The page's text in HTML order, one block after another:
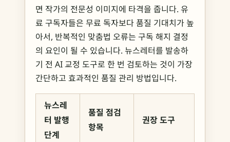
면 작가의 전문성 이미지에 타격을 줍니다. 유
료 구독자들은 무료 독자보다 품질 기대치가 높
아서, 반복적인 맞춤법 오류는 구독 해지 결정
의 요인이 될 수 있습니다. 뉴스레터를 발송하
기 전 AI 교정 도구로 한 번 검토하는 것이 가장
간단하고 효과적인 품질 관리 방법입니다.
뉴스레
터 발행
단계
품질 점검
항목
권장 도구